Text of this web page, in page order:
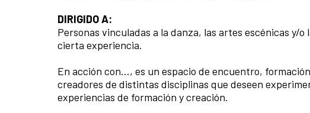
DIRIGIDO A:
Personas vinculadas a la danza, las artes escénicas y/
cierta experiencia.
En acción con…, es un espacio de encuentro,
creadores de distintas disciplinas que deseen
experiencias de formación y creación.